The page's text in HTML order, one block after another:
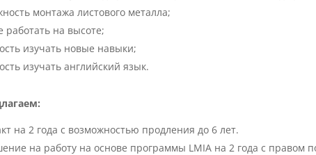
монтажа листового металла;
работать на высоте;
изучать новые навыки;
изучать английский язык.
на 2 года с возможностью продления до 6 лет.
на работу на основе программы LMIA на 2 года с правом